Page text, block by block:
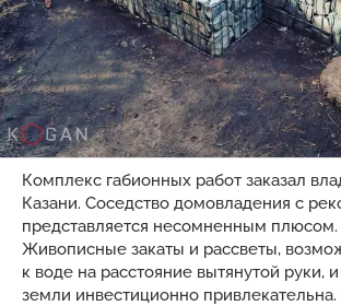
Комплекс габионных работ заказал
Казани. Соседство домовладения с
представляется несомненным
Живописные закаты и рассветы,
к воде на расстояние вытянутой руки,
земли инвестиционно